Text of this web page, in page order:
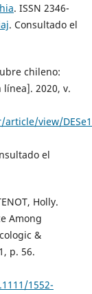
. ISSN 2346-
. Consultado el
chileno:
línea]. 2020, v.
view/
el
Holly.
Among
&
p. 56.
1552-